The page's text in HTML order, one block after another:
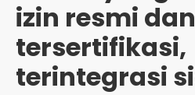
izin resmi dan
tersertifikasi,
terintegrasi